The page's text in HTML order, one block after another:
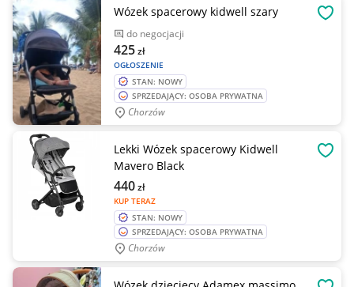
Wózek spacerowy kidwell szary
do negocjacji
OGŁOSZENIE
425zł
STAN: NOWY
SPRZEDAJĄCY: OSOBA PRYWATNA
Chorzów
Lekki Wózek spacerowy Kidwell
Mavero Black
KUP TERAZ
440zł
STAN: NOWY
SPRZEDAJĄCY: OSOBA PRYWATNA
Chorzów